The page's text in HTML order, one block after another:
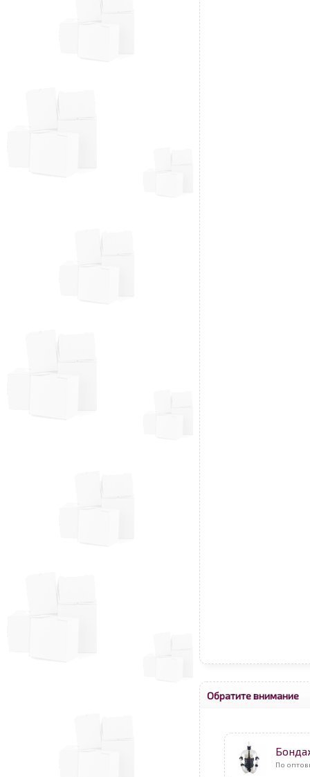
Обратите внимание
По